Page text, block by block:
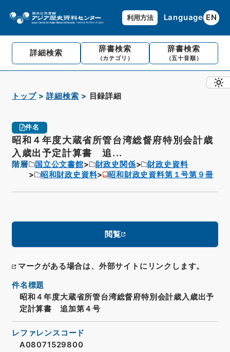
利用方法 Language EN
詳細検索 辞書検索
（カテゴリ）
辞書検索
（五十音順）
トップ 詳細検索 目録詳細
件名
昭和４年度大蔵省所管台湾総督府特別会計歳
入歳出予定計算書 追...
階層 国立公文書館 財政史関係
財政史資料
昭和財政史資料
昭和財政史資料第１号第９冊
閲覧
マークがある場合は、外部サイトにリンクします。
件名標題
昭和４年度大蔵省所管台湾総督府特別会計歳入歳出予
定計算書 追加第４号
レファレンスコード
A08071529800